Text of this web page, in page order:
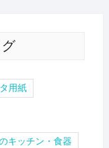
用紙
キッチン・食器